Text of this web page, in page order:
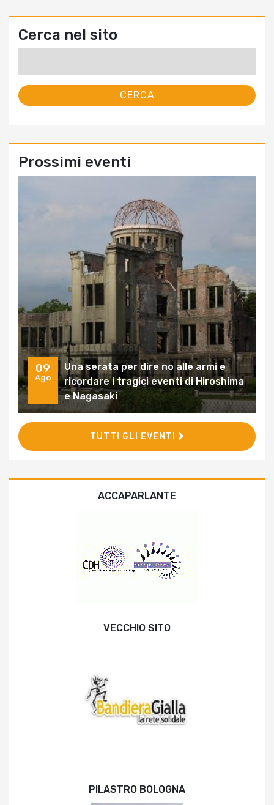
Cerca nel sito
Prossimi eventi
09
Ago
Una serata per dire no alle armi e
ricordare i tragici eventi di Hiroshima
e Nagasaki
TUTTI GLI EVENTI
ACCAPARLANTE
VECCHIO SITO
PILASTRO BOLOGNA